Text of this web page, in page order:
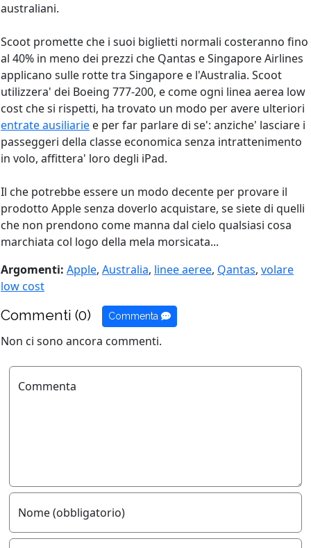
australiani.
Scoot promette che i suoi biglietti normali costeranno fino
al 40% in meno dei prezzi che Qantas e Singapore Airlines
applicano sulle rotte tra Singapore e l'Australia. Scoot
utilizzera' dei Boeing 777-200, e come ogni linea aerea low
cost che si rispetti, ha trovato un modo per avere ulteriori
entrate ausiliarie e per far parlare di se': anziche' lasciare i
passeggeri della classe economica senza intrattenimento
in volo, affittera' loro degli iPad.
Il che potrebbe essere un modo decente per provare il
prodotto Apple senza doverlo acquistare, se siete di quelli
che non prendono come manna dal cielo qualsiasi cosa
marchiata col logo della mela morsicata...
Argomenti: Apple, Australia, linee aeree, Qantas, volare
low cost
Commenti (0) Commenta
Non ci sono ancora commenti.
Commenta
Nome (obbligatorio)